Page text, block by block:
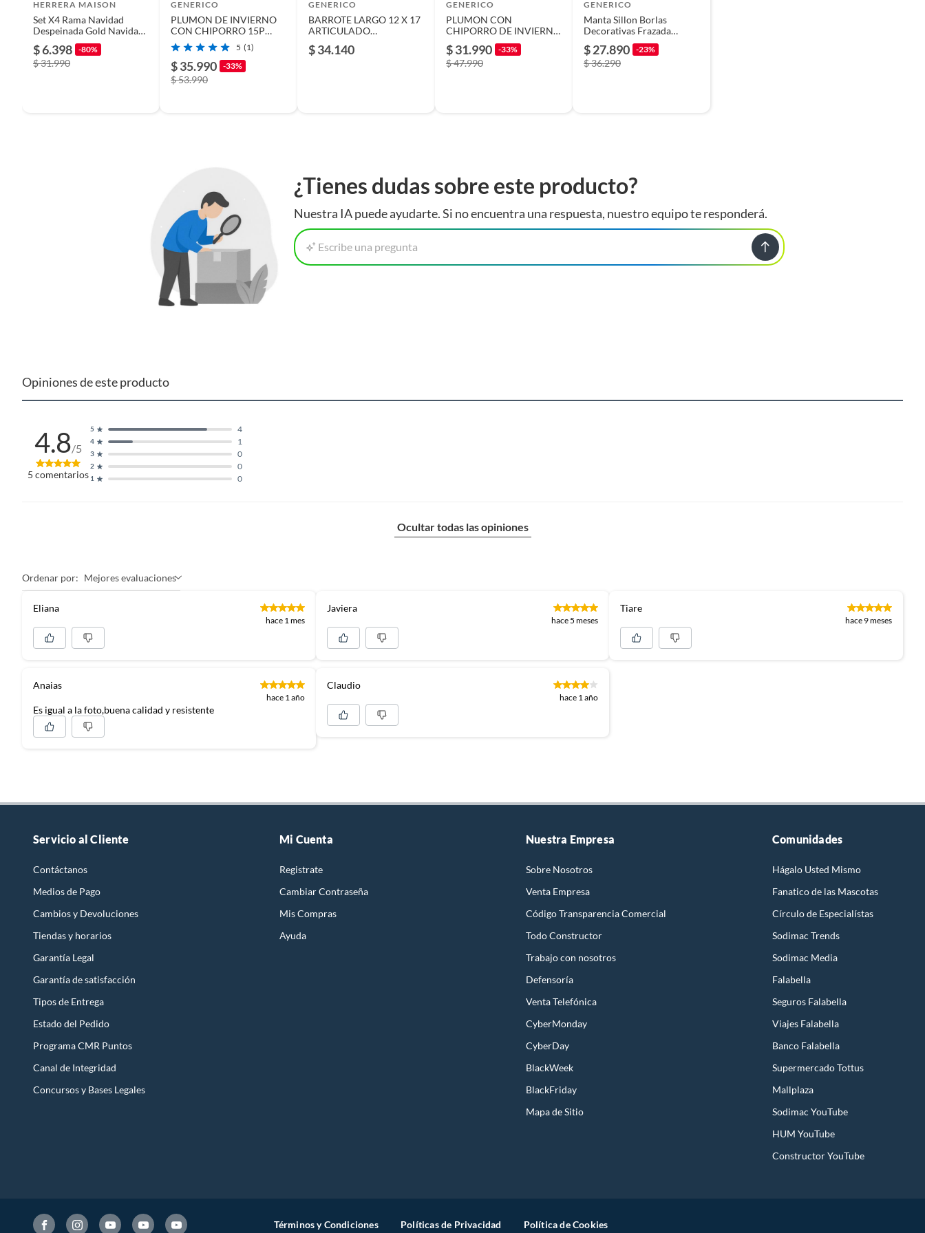
Alto
remanufacturados o con alguna deficiencia, que sean comprados en esa condición a un precio reducido.
Alimentos, bebidas, medicamentos, suplementos alimenticios, vitaminas, entre otros análogos.
Pinturas de un color a solicitud.
Plantas.
HERRERA MAISON
Set X4 Rama Navidad
Despeinada Gold Navidad
$ 6.398 -80%
$ 31.990
GENERICO
PLUMON DE INVIERNO
CON CHIPORRO 15P
180x230cm
5 (1)
$ 35.990 -33%
$ 53.990
GENERICO
BARROTE LARGO 12 X 17
ARTICULADO
$ 34.140
GENERICO
PLUMON CON
CHIPORRO DE INVIERNO
15P 180x230cm
$ 31.990 -33%
$ 47.990
GENERICO
Manta Sillon Borlas
Decorativas Frazada
Piecera Cama 130x150
$ 27.890 -23%
$ 36.290
¿Tienes dudas sobre este producto?
Nuestra IA puede ayudarte. Si no encuentra una respuesta, nuestro equipo te responderá.
Escribe una pregunta
Opiniones de este producto
4.8/5
5 comentarios 1 0
2 0
3 0
4 1
5 4
Ocultar todas las opiniones
Ordenar por: Mejores evaluaciones
Eliana
hace 1 mes
Anaias
hace 1 año
Es igual a la foto,buena calidad y resistente
Javiera
hace 5 meses
Claudio
hace 1 año
Tiare
hace 9 meses
Servicio al Cliente
Contáctanos
Medios de Pago
Cambios y Devoluciones
Tiendas y horarios
Garantía Legal
Garantía de satisfacción
Tipos de Entrega
Estado del Pedido
Programa CMR Puntos
Canal de Integridad
Concursos y Bases Legales
Mi Cuenta
Registrate
Cambiar Contraseña
Mis Compras
Ayuda
Nuestra Empresa
Sobre Nosotros
Venta Empresa
Código Transparencia Comercial
Todo Constructor
Trabajo con nosotros
Defensoría
Venta Telefónica
CyberMonday
CyberDay
BlackWeek
BlackFriday
Mapa de Sitio
Comunidades
Hágalo Usted Mismo
Fanatico de las Mascotas
Círculo de Especialístas
Sodimac Trends
Sodimac Media
Falabella
Seguros Falabella
Viajes Falabella
Banco Falabella
Supermercado Tottus
Mallplaza
Sodimac YouTube
HUM YouTube
Constructor YouTube
Términos y Condiciones Políticas de Privacidad Política de Cookies